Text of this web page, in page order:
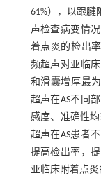
61%），以跟
声检查病变情
着点炎的检出
频超声对亚临
和滑囊增厚最
超声在AS不同
感度、准确性
超声在AS患者
提高检出率，
亚临床附着点炎